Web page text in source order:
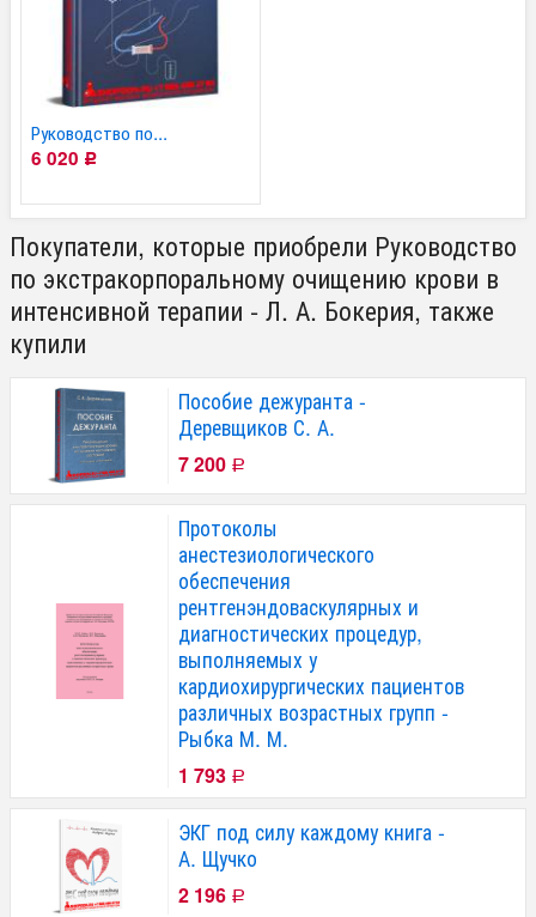
Руководство по...
6 020 Р
Покупатели, которые приобрели Руководство
по экстракорпоральному очищению крови в
интенсивной терапии - Л. А. Бокерия, также
купили
Пособие дежуранта -
Деревщиков С. А.
7 200 Р
Протоколы
анестезиологического
обеспечения
рентгенэндоваскулярных и
диагностических процедур,
выполняемых у
кардиохирургических пациентов
различных возрастных групп -
Рыбка М. М.
1 793 Р
ЭКГ под силу каждому книга -
А. Щучко
2 196 Р